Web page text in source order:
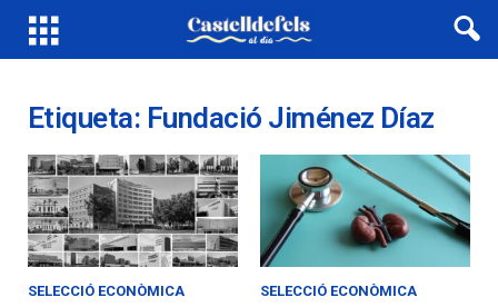
Etiqueta: Fundació Jiménez Díaz
SELECCIÓ ECONÒMICA SELECCIÓ ECONÒMICA